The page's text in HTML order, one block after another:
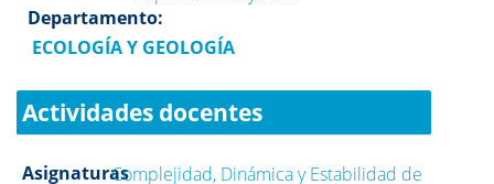
Departamento:
ECOLOGÍA Y GEOLOGÍA
Actividades docentes
AsignaturasComplejidad, Dinámica y Estabilidad de